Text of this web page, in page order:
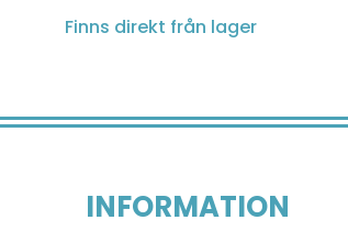
Finns direkt från lager
INFORMATION